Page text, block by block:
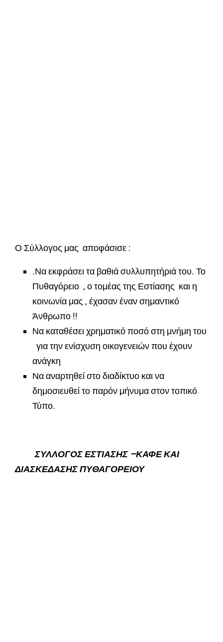
Ο Σύλλογος μας αποφάσισε :
.Να εκφράσει τα βαθιά συλλυπητήριά του. Το
Πυθαγόρειο , ο τομέας της Εστίασης και η
κοινωνία μας , έχασαν έναν σημαντικό
Άνθρωπο !!
Να καταθέσει χρηματικό ποσό στη μνήμη του
για την ενίσχυση οικογενειών που έχουν
ανάγκη
Να αναρτηθεί στο διαδίκτυο και να
δημοσιευθεί το παρόν μήνυμα στον τοπικό
Τύπο.
ΣΥΛΛΟΓΟΣ ΕΣΤΙΑΣΗΣ –ΚΑΦΕ ΚΑΙ
ΔΙΑΣΚΕΔΑΣΗΣ ΠΥΘΑΓΟΡΕΙΟΥ